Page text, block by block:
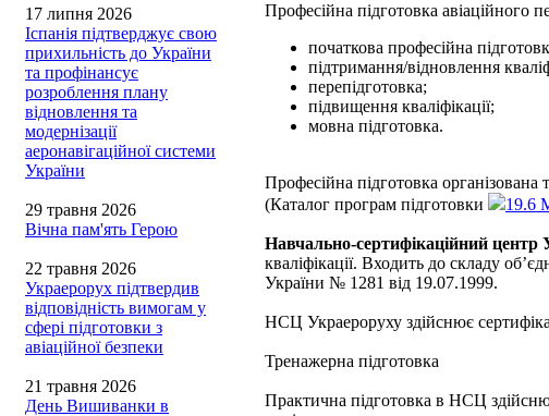
17 липня 2026
Іспанія підтверджує свою
прихильність до України
та профінансує
розроблення плану
відновлення та
модернізації
аеронавігаційної системи
України
29 травня 2026
Вічна пам'ять Герою
22 травня 2026
Украерорух підтвердив
відповідність вимогам у
сфері підготовки з
авіаційної безпеки
21 травня 2026
День Вишиванки в
Професійна підготовка авіаційного
початкова професійна
підтримання/відновлення
перепідготовка;
підвищення кваліфікації;
мовна підготовка.
Професійна підготовка
(Каталог програм підготовки
19.6
Навчально-сертифікаційний центр
кваліфікації. Входить до складу
України № 1281 від 19.07.1999.
НСЦ Украероруху здійснює
Тренажерна підготовка
Практична підготовка в НСЦ